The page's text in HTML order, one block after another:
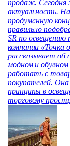
продаж. Сегодня
актуальность.
продуманную
правильно
SR по освещению
компании «Точка
рассказывает об
модном и
работать с
покупателей.
принципы в
торговому